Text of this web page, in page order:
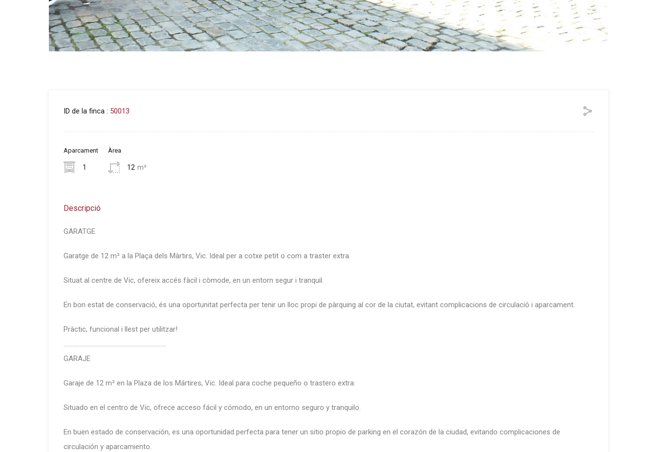
ID de la finca : 50013
Aparcament
1
Àrea
12 m²
Descripció
GARATGE
Garatge de 12 m² a la Plaça dels Màrtirs, Vic. Ideal per a cotxe petit o com a traster extra.
Situat al centre de Vic, ofereix accés fàcil i còmode, en un entorn segur i tranquil.
En bon estat de conservació, és una oportunitat perfecta per tenir un lloc propi de pàrquing al cor de la ciutat, evitant complicacions de circulació i aparcament.
Pràctic, funcional i llest per utilitzar!
…………………………………………………………….
GARAJE
Garaje de 12 m² en la Plaza de los Mártires, Vic. Ideal para coche pequeño o trastero extra.
Situado en el centro de Vic, ofrece acceso fácil y cómodo, en un entorno seguro y tranquilo.
En buen estado de conservación, es una oportunidad perfecta para tener un sitio propio de parking en el corazón de la ciudad, evitando complicaciones de
circulación y aparcamiento.